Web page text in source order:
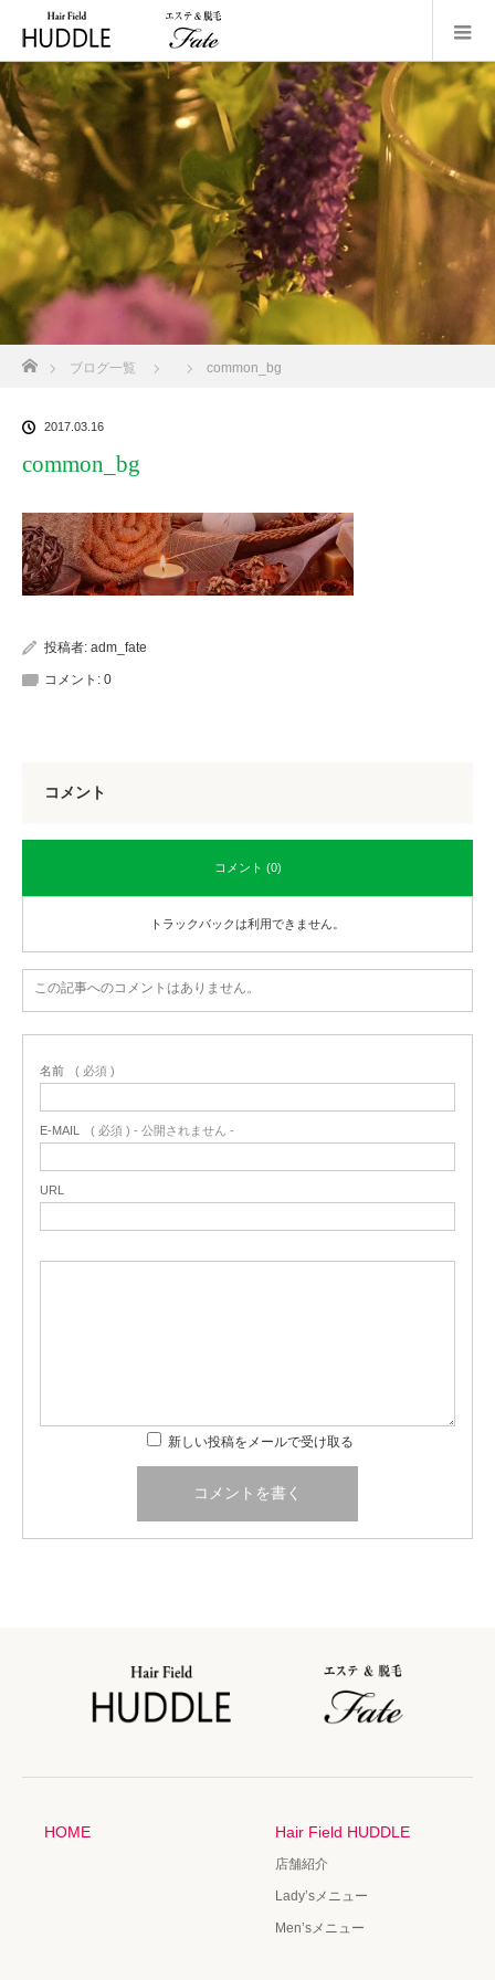
ブログ一覧 common_bg
2017.03.16
common_bg
投稿者: adm_fate
コメント: 0
コメント
コメント (0)
トラックバックは利用できません。
この記事へのコメントはありません。
名前 ( 必須 )
E-MAIL ( 必須 ) - 公開されません -
URL
新しい投稿をメールで受け取る
HOME Hair Field HUDDLE
店舗紹介
Lady’sメニュー
Men’sメニュー